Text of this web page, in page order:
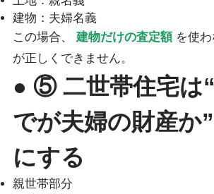
建物：夫婦名義
この場合、 建物だけの査定額を使わ
が正しくできません。
● ⑤ 二世帯住宅は
でが夫婦の財産か
にする
親世帯部分